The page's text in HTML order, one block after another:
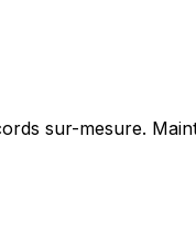
sur-mesure.